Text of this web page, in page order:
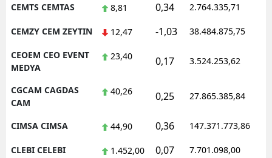
CEMTS CEMTAS 8,81 0,34 2.764.335,71
CEMZY CEM ZEYTIN 12,47 -1,03 38.484.875,75
CEOEM CEO EVENT
MEDYA
23,40 0,17 3.524.253,62
CGCAM CAGDAS
CAM
40,26 0,25 27.865.385,84
CIMSA CIMSA 44,90 0,36 147.371.773,86
CLEBI CELEBI 1.452,00 0,07 7.701.098,00